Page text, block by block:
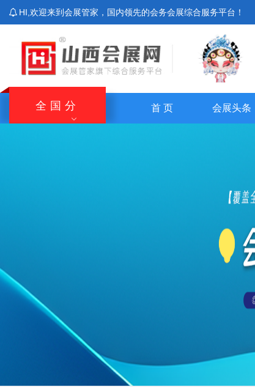
HI,欢迎来到会展管家，国内领先的会务会展综合服务平台！
全国分 首 页 会展头条